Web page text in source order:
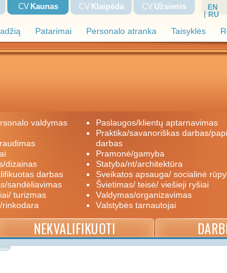
Patarimai Personalo atranka Taisyklės
CV Kaunas CV Klaipėda CV Užsienis
EN
RU
valdymas
dizainas
darbas
sandėliavimas
turizmas
rinkodara
paslaugos/klientų aptarnavimas
praktika/savanoriškas darbas/papildomas
darbas
pramonė/gamyba
statyba/nt/architektūra
sveikatos apsauga/ socialinė
švietimas/ teisė/ viešieji ryšiai
valdymas/organizavimas
valstybės tarnautojai
NEKVALIFIKUOTI